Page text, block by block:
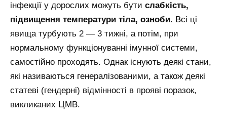
інфекції у дорослих можуть бути слабкість,
підвищення температури тіла, озноби. Всі ці
явища турбують 2 — 3 тижні, а потім, при
нормальному функціонуванні імунної системи,
самостійно проходять. Однак існують деякі стани,
які називаються генералізованими, а також деякі
статеві (гендерні) відмінності в прояві поразок,
викликаних ЦМВ.